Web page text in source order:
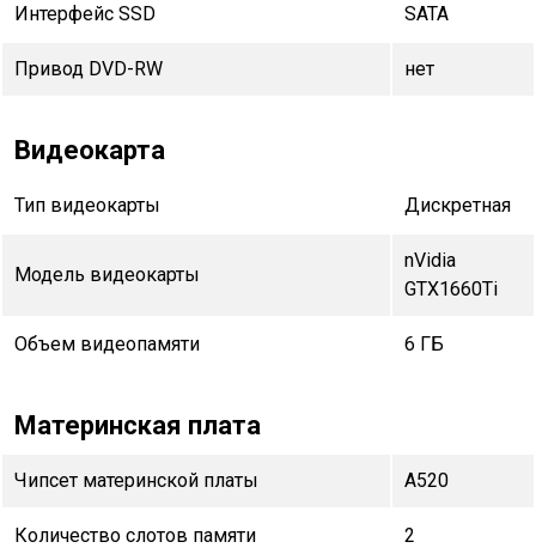
Интерфейс SSD SATA
Привод DVD-RW нет
Видеокарта
Тип видеокарты Дискретная
Модель видеокарты
nVidia
GTX1660Ti
Объем видеопамяти 6 ГБ
Материнская плата
Чипсет материнской платы A520
Количество слотов памяти 2